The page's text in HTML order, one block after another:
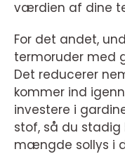
værdien af dine
For det andet,
termoruder med
Det reducerer
kommer ind
investere i
stof, så du
mængde sollys i